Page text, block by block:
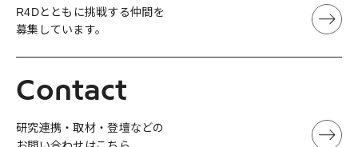
R4Dとともに挑戦する仲間を
募集しています。
Contact
研究連携・取材・登壇などの